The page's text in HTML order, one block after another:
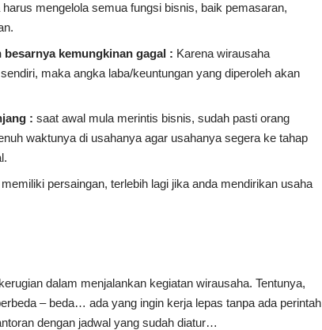
mengelola semua fungsi bisnis, baik pemasaran,
kemungkinan gagal : Karena wirausaha
maka angka laba/keuntungan yang diperoleh akan
: saat awal mula merintis bisnis, sudah pasti orang
waktunya di usahanya agar usahanya segera ke tahap
persaingan, terlebih lagi jika anda mendirikan usaha
dalam menjalankan kegiatan wirausaha. Tentunya,
– beda… ada yang ingin kerja lepas tanpa ada perintah
dengan jadwal yang sudah diatur…